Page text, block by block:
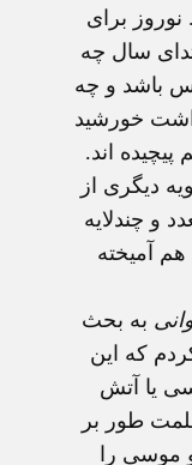
برای
سال چه
باشد و چه
خورشید
اند.
دیگری از
و چندلایه
هم آمیخته
به بحث
که این
یا آتش
طور بر
را